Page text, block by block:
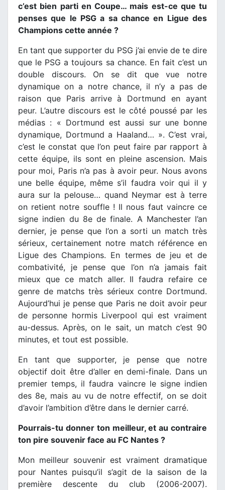
c’est bien parti en Coupe… mais est-ce que tu
penses que le PSG a sa chance en Ligue des
Champions cette année ?
En tant que supporter du PSG j’ai envie de te dire
que le PSG a toujours sa chance. En fait c’est un
double discours. On se dit que vue notre
dynamique on a notre chance, il n’y a pas de
raison que Paris arrive à Dortmund en ayant
peur. L’autre discours est le côté poussé par les
médias : « Dortmund est aussi sur une bonne
dynamique, Dortmund a Haaland… ». C’est vrai,
c’est le constat que l’on peut faire par rapport à
cette équipe, ils sont en pleine ascension. Mais
pour moi, Paris n’a pas à avoir peur. Nous avons
une belle équipe, même s’il faudra voir qui il y
aura sur la pelouse… quand Neymar est à terre
on retient notre souffle ! Il nous faut vaincre ce
signe indien du 8e de finale. A Manchester l’an
dernier, je pense que l’on a sorti un match très
sérieux, certainement notre match référence en
Ligue des Champions. En termes de jeu et de
combativité, je pense que l’on n’a jamais fait
mieux que ce match aller. Il faudra refaire ce
genre de matchs très sérieux contre Dortmund.
Aujourd’hui je pense que Paris ne doit avoir peur
de personne hormis Liverpool qui est vraiment
au-dessus. Après, on le sait, un match c’est 90
minutes, et tout est possible.
En tant que supporter, je pense que notre
objectif doit être d’aller en demi-finale. Dans un
premier temps, il faudra vaincre le signe indien
des 8e, mais au vu de notre effectif, on se doit
d’avoir l’ambition d’être dans le dernier carré.
Pourrais-tu donner ton meilleur, et au contraire
ton pire souvenir face au FC Nantes ?
Mon meilleur souvenir est vraiment dramatique
pour Nantes puisqu’il s’agit de la saison de la
première descente du club (2006-2007).